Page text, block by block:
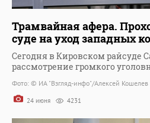
Трамвайная афера.
суде на уход западных
Сегодня в Кировском райсуде
рассмотрение громкого
Фото: © ИА "Взгляд-инфо"/Алексей Кошелев
24 июня 4231